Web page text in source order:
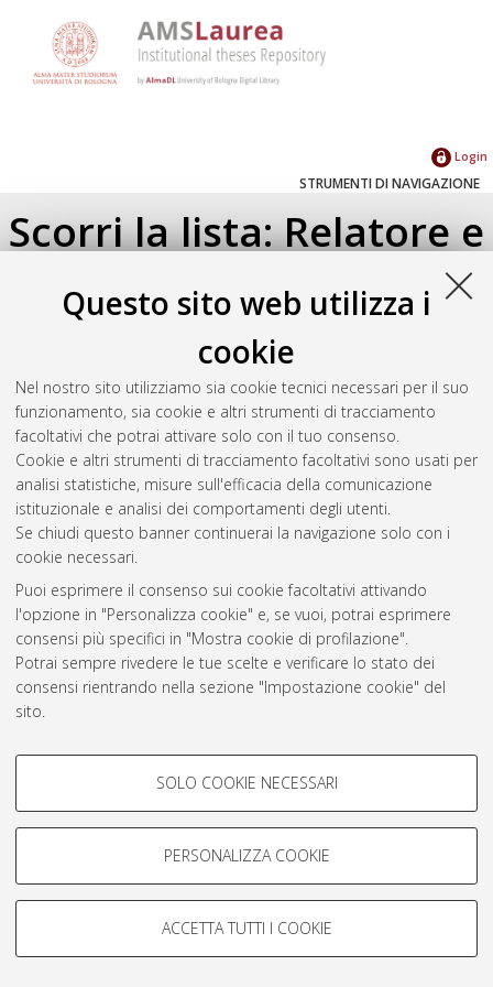
Questo sito web utilizza i
cookie
Nel nostro sito utilizziamo sia cookie tecnici necessari per il suo
funzionamento, sia cookie e altri strumenti di tracciamento
facoltativi che potrai attivare solo con il tuo consenso.
Cookie e altri strumenti di tracciamento facoltativi sono usati per
analisi statistiche, misure sull'efficacia della comunicazione
istituzionale e analisi dei comportamenti degli utenti.
Se chiudi questo banner continuerai la navigazione solo con i
cookie necessari.
Puoi esprimere il consenso sui cookie facoltativi attivando
l'opzione in "Personalizza cookie" e, se vuoi, potrai esprimere
consensi più specifici in "Mostra cookie di profilazione".
Potrai sempre rivedere le tue scelte e verificare lo stato dei
consensi rientrando nella sezione "Impostazione cookie" del
sito.
COOKIE DI PROFILAZIONE -
Si tratta di cookie utilizzati per analizzare le caratteristiche della
navigazione degli utenti, creare profili in base al loro comportamento
Mostra cookie di profilazione
COOKIE TECNICI - NECESSARI
SOLO COOKIE NECESSARI
PERSONALIZZA COOKIE
ACCETTA TUTTI I COOKIE
Login
STRUMENTI DI NAVIGAZIONE
Scorri la lista: Relatore e
Correlatore
Seleziona un valore dall'elenco sottostante.
2013(1)
2011(1)
2010 (3)
2009(2)
Atom
Rss 1.0
Rss 2.0
AMS Laurea
Servizio implementato e gestito da
Impostazioni Cookie
Informativa sulla privacy
© ALMA MATER STUDIORUM - Università di Bologna, 2007-2026.